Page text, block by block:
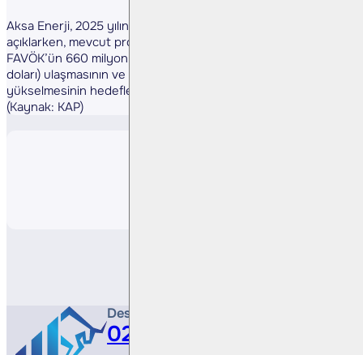
Aksa Enerji, 2025 yılına ilişkin beklentilerini koruduğunu
açıklarken, mevcut projelerin tamamlanmasıyla 2028 yılında
FAVÖK’ün 660 milyon ABD dolarına (2024: 215 milyon ABD
doları) ulaşmasının ve FAVÖK marjının %24’ten %42’ye
yükselmesinin hedeflendiğini belirtti.
(Kaynak: KAP)
Destek Hattı
0212 410 0500